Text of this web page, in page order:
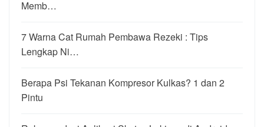
Memb…
7 Warna Cat Rumah Pembawa Rezeki : Tips
Lengkap Ni…
Berapa Psi Tekanan Kompresor Kulkas? 1 dan 2
Pintu